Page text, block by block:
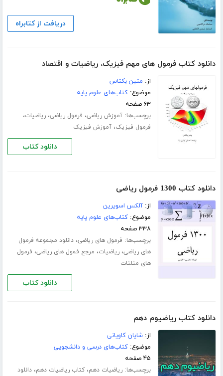
دریافت از کتابراه
دانلود کتاب فرمول های مهم فیزیک، ریاضیات و اقتصاد
از: متین بکتاس
موضوع:کتاب‌های علوم پایه
۶۳ صفحه
برچسب‌ها:آموزش ریاضی، فرمول ریاضی،ریاضیات،
فرمول فیزیک،آموزش فیزیک
دانلود کتاب
دانلود کتاب 1300 فرمول ریاضی
از:آلکس اسویرین
موضوع:کتاب‌های علوم پایه
۳۳۸ صفحه
برچسب‌ها: فرمول های ریاضی،دانلود مجموعه فرمول
های ریاضی،ریاضیات، مرجع فمول های ریاضی، فرمول
های مثلثات
دانلود کتاب
دانلود کتاب ریاضیوم دهم
از:شایان کاویانی
موضوع:کتاب‌های درسی و دانشجویی
۴۵ صفحه
برچسب‌ها:ریاضیات دهم،کتاب ریاضیات دهم،دانلود